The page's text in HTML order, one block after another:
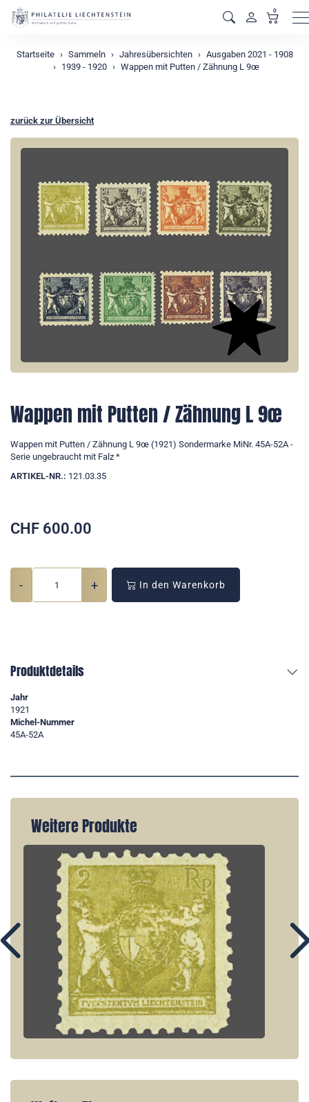
0
Startseite Sammeln Jahresübersichten
Ausgaben 2021 - 1908
1939 - 1920
Wappen mit Putten / Zähnung L 9œ
zurück zur Übersicht
Wappen mit Putten / Zähnung L 9œ
Wappen mit Putten / Zähnung L 9œ (1921) Sondermarke MiNr. 45A-52A -
Serie ungebraucht mit Falz *
ARTIKEL-NR.: 121.03.35
CHF 600.00
- + In den Warenkorb
Produktdetails
Jahr
1921
Michel-Nummer
45A-52A
Weitere Produkte